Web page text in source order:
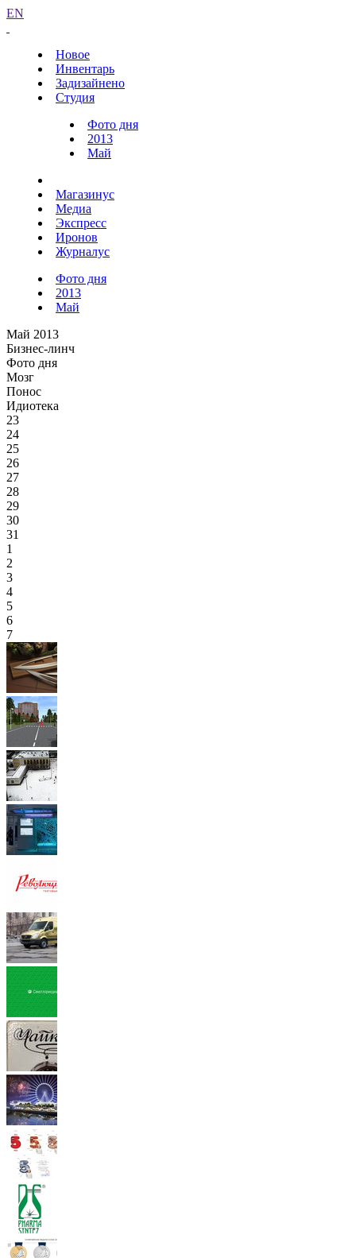
EN
Новое
Инвентарь
Задизайнено
Студия
Фото дня
2013
Май
Магазинус
Медиа
Экспресс
Иронов
Журналус
Фото дня
2013
Май
Май 2013
Бизнес-линч
Фото дня
Мозг
Понос
Идиотека
23
24
25
26
27
28
29
30
31
1
2
3
4
5
6
7